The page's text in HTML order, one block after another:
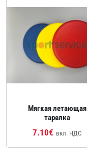
Мягкая летающая
тарелка
7.10€ вкл. НДС